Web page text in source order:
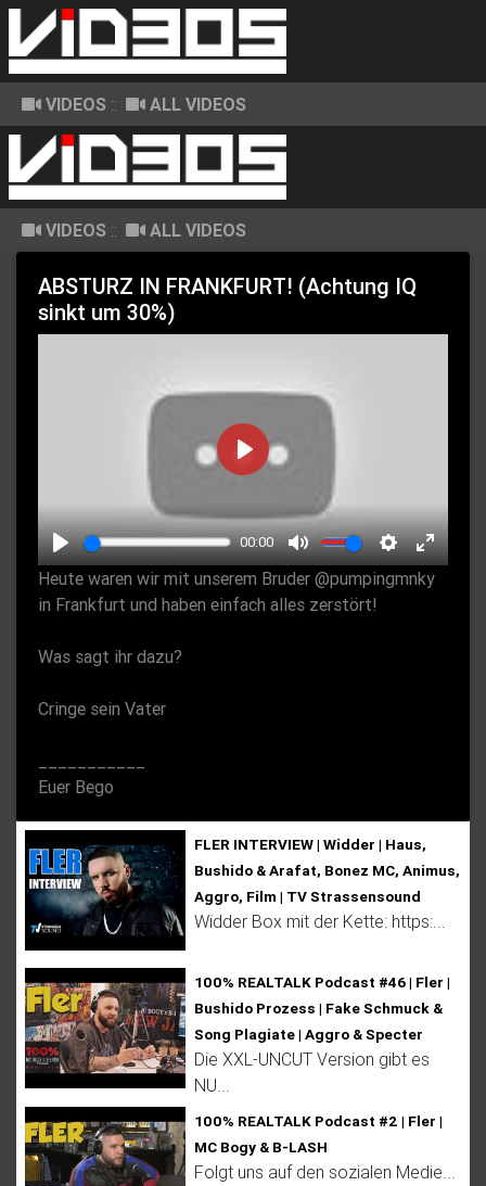
VIDEOS :: ALL VIDEOS
VIDEOS :: ALL VIDEOS
ABSTURZ IN FRANKFURT! (Achtung IQ
sinkt um 30%)
P
l
y
00:00
M
S
e
E
n
e
n
P
a
y
Heute waren wir mit unserem Bruder @pumpingmnky
in Frankfurt und haben einfach alles zerstört!
Was sagt ihr dazu?
Cringe sein Vater
Euer Bego
FLER INTERVIEW | Widder | Haus,
Bushido & Arafat, Bonez MC, Animus,
Aggro, Film | TV Strassensound
Widder Box mit der Kette: https:...
100% REALTALK Podcast #46 | Fler |
Bushido Prozess | Fake Schmuck &
Song Plagiate | Aggro & Specter
Die XXL-UNCUT Version gibt es
NU...
100% REALTALK Podcast #2 | Fler |
MC Bogy & B-LASH
Folgt uns auf den sozialen Medie...